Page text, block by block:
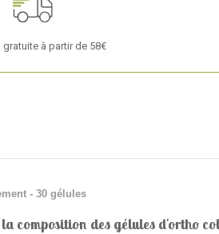
gratuite à partir de 58€
- 30 gélules
composition des gélules d'ortho